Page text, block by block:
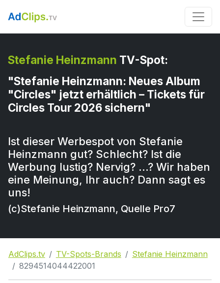
Stefanie Heinzmann TV-Spot:
"Stefanie Heinzmann: Neues Album
"Circles" jetzt erhältlich – Tickets für
Circles Tour 2026 sichern"
Ist dieser Werbespot von Stefanie
Heinzmann gut? Schlecht? Ist die
Werbung lustig? Nervig? …? Wir haben
eine Meinung, Ihr auch? Dann sagt es
uns!
(c)Stefanie Heinzmann, Quelle Pro7
AdClips.tv TV-Spots-Brands
Stefanie Heinzmann
8294514044422001